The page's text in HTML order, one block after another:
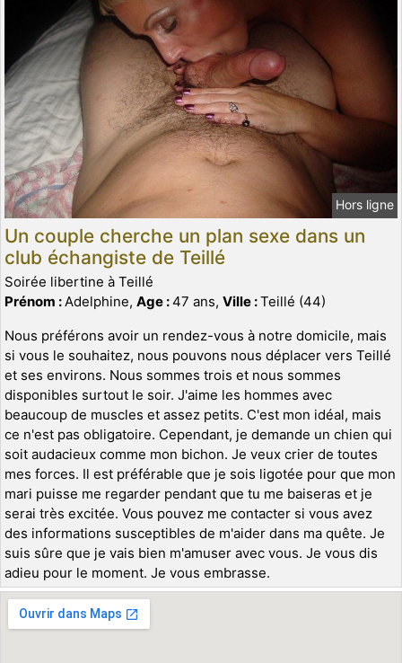
Hors ligne
Un couple cherche un plan sexe dans un
club échangiste de Teillé
Soirée libertine à Teillé
Prénom : Adelphine, Age :47 ans, Ville :Teillé (44)
Nous préférons avoir un rendez-vous à notre domicile, mais
si vous le souhaitez, nous pouvons nous déplacer vers Teillé
et ses environs. Nous sommes trois et nous sommes
disponibles surtout le soir. J'aime les hommes avec
beaucoup de muscles et assez petits. C'est mon idéal, mais
ce n'est pas obligatoire. Cependant, je demande un chien qui
soit audacieux comme mon bichon. Je veux crier de toutes
mes forces. Il est préférable que je sois ligotée pour que mon
mari puisse me regarder pendant que tu me baiseras et je
serai très excitée. Vous pouvez me contacter si vous avez
des informations susceptibles de m'aider dans ma quête. Je
suis sûre que je vais bien m'amuser avec vous. Je vous dis
adieu pour le moment. Je vous embrasse.